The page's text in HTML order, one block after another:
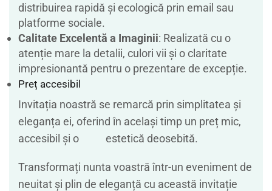
distribuirea rapidă și ecologică prin email sau
platforme sociale.
Calitate Excelentă a Imaginii: Realizată cu o
atenție mare la detalii, culori vii și o claritate
impresionantă pentru o prezentare de excepție.
Preț accesibil
Invitația noastră se remarcă prin simplitatea și
eleganța ei, oferind în același timp un preț mic,
accesibil și o estetică deosebită.
Transformați nunta voastră într-un eveniment de
neuitat și plin de eleganță cu această invitație